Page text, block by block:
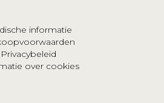
informatie
Privacybeleid
over cookies